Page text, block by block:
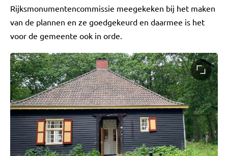
Rijksmonumentencommissie meegekeken bij het maken
van de plannen en ze goedgekeurd en daarmee is het
voor de gemeente ook in orde.